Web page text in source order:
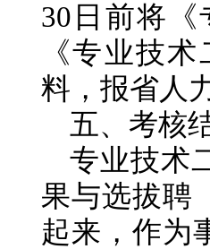
30日前将
《专业技
料，报省人
五、考核
专业技术
果与选拔聘
起来，作为